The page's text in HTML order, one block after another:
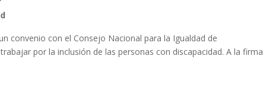
convenio con el Consejo Nacional para la Igualdad de
por la inclusión de las personas con discapacidad. A la firma